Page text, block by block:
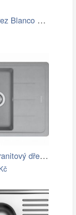
Granitový dřez Blanco COLLECTIS 6 S…
Franke Fragranitový dřez BFG 611-62,…